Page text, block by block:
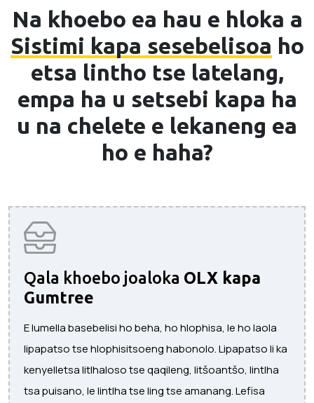
Na khoebo ea hau e hloka a
Sistimi kapa sesebelisoa ho
etsa lintho tse latelang,
empa ha u setsebi kapa ha
u na chelete e lekaneng ea
ho e haha?
Qala khoebo joaloka OLX kapa
Gumtree
E lumella basebelisi ho beha, ho hlophisa, le ho laola
lipapatso tse hlophisitsoeng habonolo. Lipapatso li ka
kenyelletsa litlhaloso tse qaqileng, litšoantšo, lintlha
tsa puisano, le lintlha tse ling tse amanang. Lefisa